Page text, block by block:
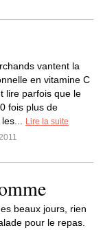
vantent la
en vitamine C
lire parfois que le
fois plus de
Lire la suite
beaux jours, rien
pour le repas.